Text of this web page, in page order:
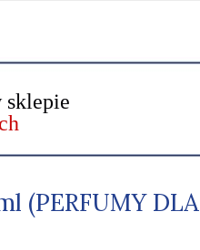
sklepie
(PERFUMY DLA